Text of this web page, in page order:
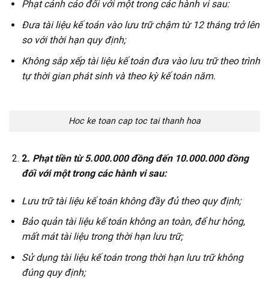
Phạt cảnh cáo đối với một trong các hành vi sau:
Đưa tài liệu kế toán vào lưu trữ chậm từ 12 tháng trở lên
so với thời hạn quy định;
Không sắp xếp tài liệu kế toán đưa vào lưu trữ theo trình
tự thời gian phát sinh và theo kỳ kế toán năm.
Hoc ke toan cap toc tai thanh hoa
2. Phạt tiền từ 5.000.000 đồng đến 10.000.000 đồng
đối với một trong các hành vi sau:
Lưu trữ tài liệu kế toán không đầy đủ theo quy định;
Bảo quản tài liệu kế toán không an toàn, để hư hỏng,
mất mát tài liệu trong thời hạn lưu trữ;
Sử dụng tài liệu kế toán trong thời hạn lưu trữ không
đúng quy định;